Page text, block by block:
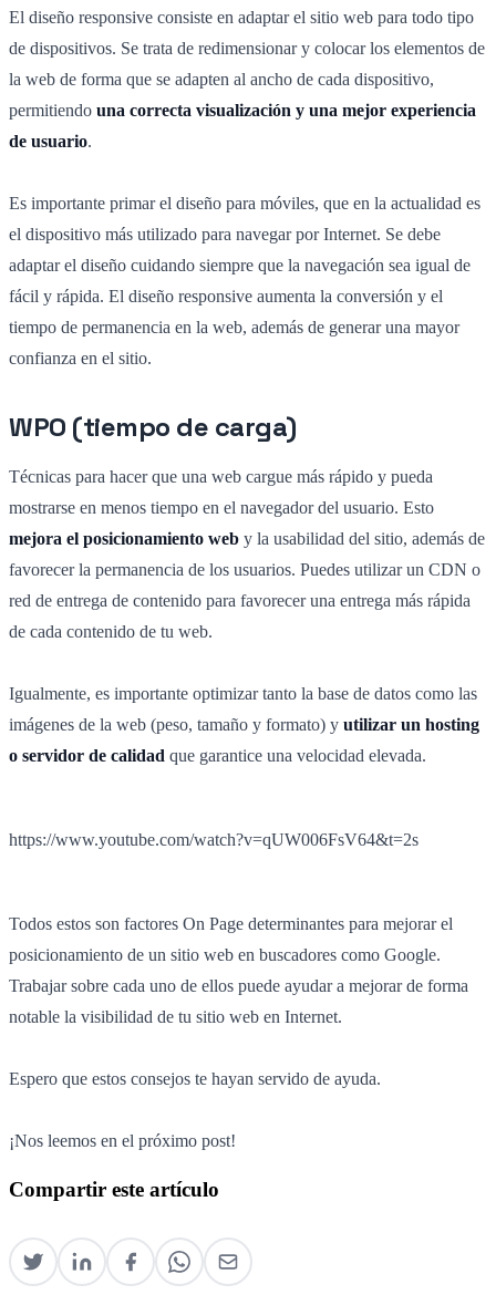
El diseño responsive consiste en adaptar el sitio web para todo tipo
de dispositivos. Se trata de redimensionar y colocar los elementos de
la web de forma que se adapten al ancho de cada dispositivo,
permitiendo una correcta visualización y una mejor experiencia
de usuario.
Es importante primar el diseño para móviles, que en la actualidad es
el dispositivo más utilizado para navegar por Internet. Se debe
adaptar el diseño cuidando siempre que la navegación sea igual de
fácil y rápida. El diseño responsive aumenta la conversión y el
tiempo de permanencia en la web, además de generar una mayor
confianza en el sitio.
WPO (tiempo de carga)
Técnicas para hacer que una web cargue más rápido y pueda
mostrarse en menos tiempo en el navegador del usuario. Esto
mejora el posicionamiento web y la usabilidad del sitio, además de
favorecer la permanencia de los usuarios. Puedes utilizar un CDN o
red de entrega de contenido para favorecer una entrega más rápida
de cada contenido de tu web.
Igualmente, es importante optimizar tanto la base de datos como las
imágenes de la web (peso, tamaño y formato) y utilizar un hosting
o servidor de calidad que garantice una velocidad elevada.
https://www.youtube.com/watch?v=qUW006FsV64&t=2s
Todos estos son factores On Page determinantes para mejorar el
posicionamiento de un sitio web en buscadores como Google.
Trabajar sobre cada uno de ellos puede ayudar a mejorar de forma
notable la visibilidad de tu sitio web en Internet.
Espero que estos consejos te hayan servido de ayuda.
¡Nos leemos en el próximo post!
Compartir este artículo